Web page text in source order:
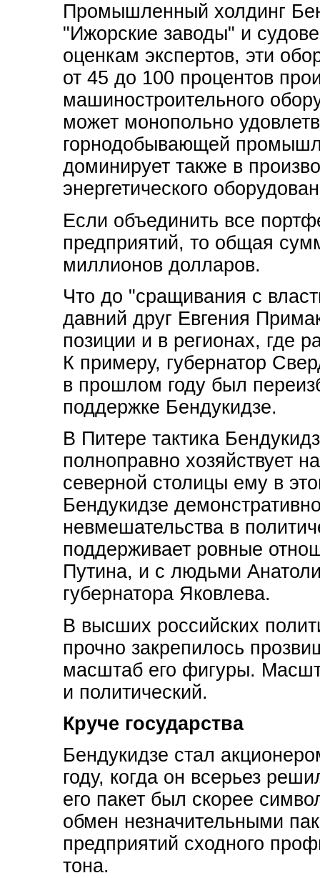
Промышленный холдинг
"Ижорские заводы" и
оценкам экспертов, эти
от 45 до 100 процентов
машиностроительного
может монопольно
горнодобывающей
доминирует также в
энергетического
Если объединить все
предприятий, то общая
миллионов долларов.
Что до "сращивания с
давний друг Евгения
позиции и в регионах, где
К примеру, губернатор
в прошлом году был
поддержке Бендукидзе.
В Питере тактика
полноправно хозяйствует
северной столицы ему в
Бендукидзе
невмешательства в
поддерживает ровные
Путина, и с людьми
губернатора Яковлева.
В высших российских
прочно закрепилось
масштаб его фигуры.
и политический.
Круче государства
Бендукидзе стал
году, когда он всерьез
его пакет был скорее
обмен незначительными
предприятий сходного
тона.